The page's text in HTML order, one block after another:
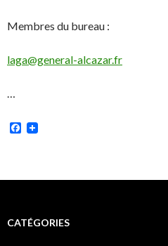
Membres du bureau :
laga@general-alcazar.fr
…
Facebook
CATÉGORIES